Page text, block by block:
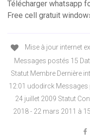
Télécharger whatsapp
Free cell gratuit
Mise à jour internet
Messages postés 15
Statut Membre Dernière
12:01 udodirck
24 juillet 2009 Statut
2018 - 22 mars 2011 à